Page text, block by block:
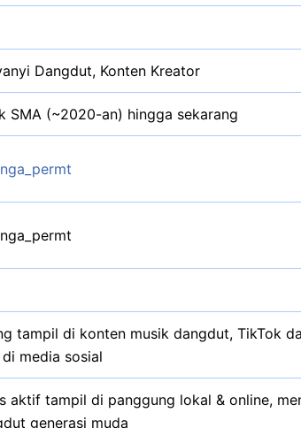
Dangdut, Konten Kreator
SMA (~2020-an) hingga sekarang
tampil di konten musik dangdut, TikTok
media sosial
aktif tampil di panggung lokal & online,
generasi muda